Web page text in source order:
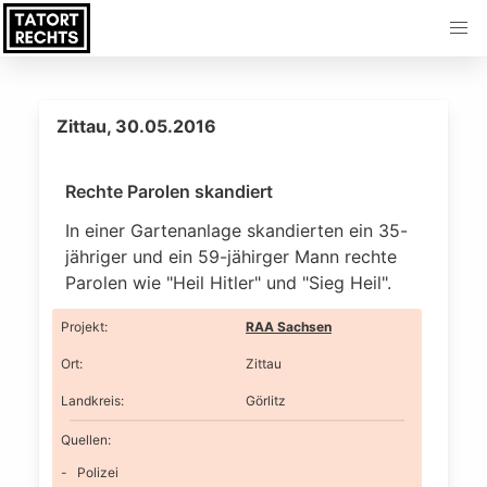
Zittau, 30.05.2016
Rechte Parolen skandiert
In einer Gartenanlage skandierten ein 35-
jähriger und ein 59-jähirger Mann rechte
Parolen wie "Heil Hitler" und "Sieg Heil".
Projekt: RAA Sachsen
Ort: Zittau
Landkreis: Görlitz
Quellen:
Polizei